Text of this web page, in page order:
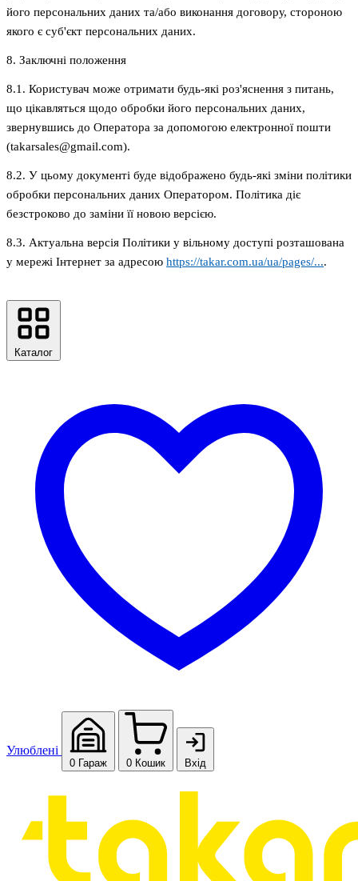
його персональних даних та/або виконання договору, стороною
якого є суб'єкт персональних даних.
8. Заключні положення
8.1. Користувач може отримати будь-які роз'яснення з питань,
що цікавляться щодо обробки його персональних даних,
звернувшись до Оператора за допомогою електронної пошти
(takarsales@gmail.com).
8.2. У цьому документі буде відображено будь-які зміни політики
обробки персональних даних Оператором. Політика діє
безстроково до заміни її новою версією.
8.3. Актуальна версія Політики у вільному доступі розташована
у мережі Інтернет за адресою https://takar.com.ua/ua/pages/....
Каталог
Улюблені
0 Гараж 0 Кошик Вхід